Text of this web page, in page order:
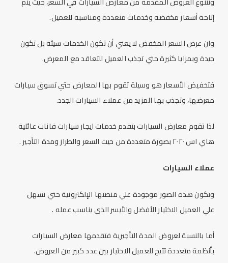
إتاحة أسعار مخفضة وخدمات متعددة ومناسبة للعميل.
وان عرض السعر المخفض لا يعني أن تكون الخدمات سيئة بل تكون
جيدة وبمزايا كثيرة حتي تجذب العميل للتعاقد مع المعرض.
فتخفيض الأسعار هو وسيلة تقوم بها المعارض حتي تسوق سيارات
معرضها، وتجذب بها المزيد من عملاء السيارات الجدد.
لذا تقوم معارض السياراتبتقدم خدماتايجار سياراتفانات عائلية
هاي اس ٢٠٢٠ بصورة متعددة من حيث السعر والطراز ومدة التأجير .
عملاء السيارات
وتكون هذه الصور موجودة علي منصتها الإلكترونية حتي تسهل
علي العميل الاختيار الأفضل والأيسر الذي يناسب عمله .
أما بالنسبة لعروض المدة التأجيرية فتقدمها معارض السيارات
بأنظمة متعددة تتيح للعميل الاختيار بين عدد كبير من العروض.